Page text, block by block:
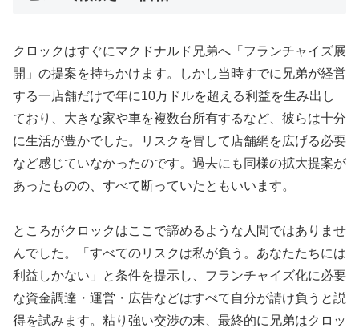
クロックはすぐにマクドナルド兄弟へ「フランチャイズ展
開」の提案を持ちかけます。しかし当時すでに兄弟が経営
する一店舗だけで年に10万ドルを超える利益を生み出し
ており、大きな家や車を複数台所有するなど、彼らは十分
に生活が豊かでした。リスクを冒して店舗網を広げる必要
など感じていなかったのです。過去にも同様の拡大提案が
あったものの、すべて断っていたともいいます。
ところがクロックはここで諦めるような人間ではありませ
んでした。「すべてのリスクは私が負う。あなたたちには
利益しかない」と条件を提示し、フランチャイズ化に必要
な資金調達・運営・広告などはすべて自分が請け負うと説
得を試みます。粘り強い交渉の末、最終的に兄弟はクロッ